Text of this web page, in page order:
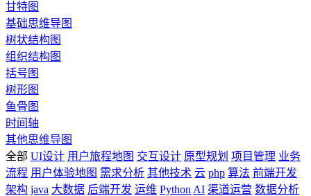
甘特图
基础思维导图
树状结构图
组织结构图
括号图
树形图
鱼骨图
时间轴
其他思维导图
全部 UI设计 用户旅程地图 交互设计 原型规划 项目管理 业务
流程 用户体验地图 需求分析 其他技术 云 php 算法 前端开发
架构 java 大数据 后端开发 运维 Python AI 渠道运营 数据分析